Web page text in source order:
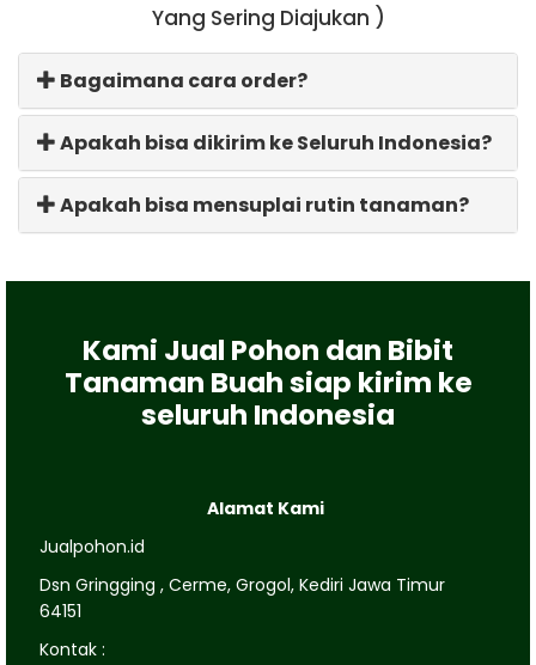
Yang Sering Diajukan )
Bagaimana cara order?
Apakah bisa dikirim ke Seluruh Indonesia?
Apakah bisa mensuplai rutin tanaman?
Kami Jual Pohon dan Bibit
Tanaman Buah siap kirim ke
seluruh Indonesia
Alamat Kami
Jualpohon.id
Dsn Gringging , Cerme, Grogol, Kediri Jawa Timur
64151
Kontak :